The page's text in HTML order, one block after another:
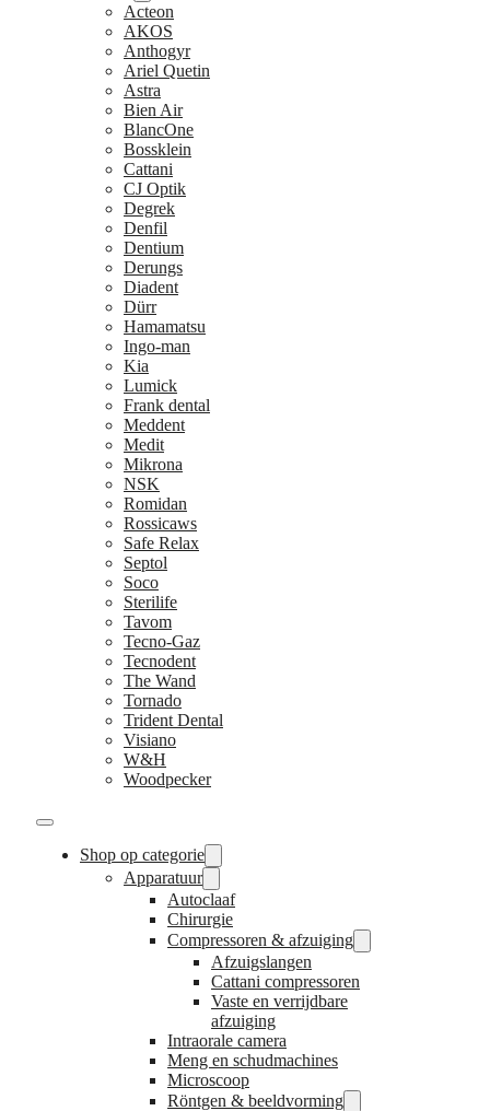
Acteon
AKOS
Anthogyr
Ariel Quetin
Astra
Bien Air
BlancOne
Bossklein
Cattani
CJ Optik
Degrek
Denfil
Dentium
Derungs
Diadent
Dürr
Hamamatsu
Ingo-man
Kia
Lumick
Frank dental
Meddent
Medit
Mikrona
NSK
Romidan
Rossicaws
Safe Relax
Septol
Soco
Sterilife
Tavom
Tecno-Gaz
Tecnodent
The Wand
Tornado
Trident Dental
Visiano
W&H
Woodpecker
Shop op categorie
Apparatuur
Autoclaaf
Chirurgie
Compressoren & afzuiging
Afzuigslangen
Cattani compressoren
Vaste en verrijdbare
afzuiging
Intraorale camera
Meng en schudmachines
Microscoop
Röntgen & beeldvorming